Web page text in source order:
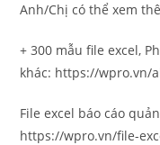
Anh/Chị có thể xem
+ 300 mẫu file excel,
khác: https://wpro.vn/
File excel báo cáo
https://wpro.vn/file-